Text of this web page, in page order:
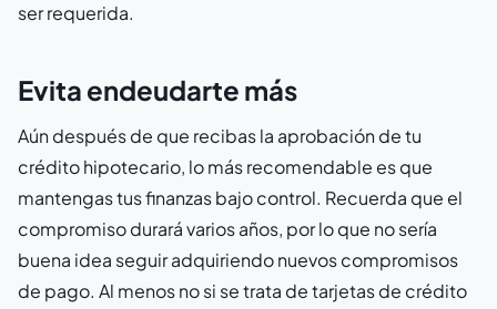
ser requerida.
Evita endeudarte más
Aún después de que recibas la aprobación de tu
crédito hipotecario, lo más recomendable es que
mantengas tus finanzas bajo control. Recuerda que el
compromiso durará varios años, por lo que no sería
buena idea seguir adquiriendo nuevos compromisos
de pago. Al menos no si se trata de tarjetas de crédito